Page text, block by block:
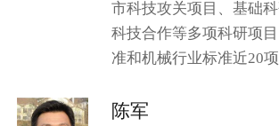
市科技攻关项目、基础
科技合作等多项科研项
准和机械行业标准近20
陈军